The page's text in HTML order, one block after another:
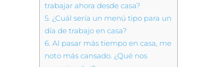
trabajar ahora desde casa?
5. ¿Cuál sería un menú tipo para un
día de trabajo en casa?
6. Al pasar más tiempo en casa, me
noto más cansado. ¿Qué nos